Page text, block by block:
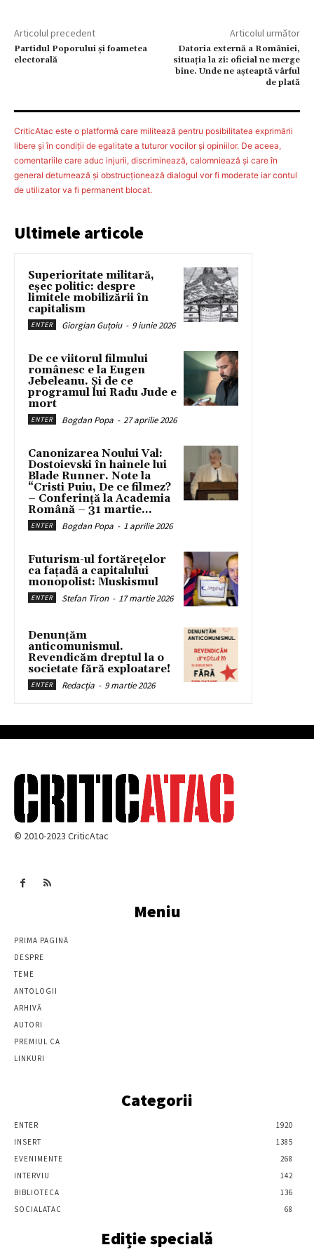
Articolul precedent
Partidul Poporului şi foametea
electorală
Articolul următor
Datoria externă a României,
situaţia la zi: oficial ne merge
bine. Unde ne aşteaptă vârful
de plată
CriticAtac este o platformă care militează pentru posibilitatea exprimării
libere şi în condiţii de egalitate a tuturor vocilor şi opiniilor. De aceea,
comentariile care aduc injurii, discriminează, calomniează şi care în
general deturnează şi obstrucţionează dialogul vor fi moderate iar contul
de utilizator va fi permanent blocat.
Ultimele articole
Superioritate militară,
eșec politic: despre
limitele mobilizării în
capitalism
ENTER Giorgian Guțoiu - 9 iunie 2026
De ce viitorul filmului
românesc e la Eugen
Jebeleanu. Și de ce
programul lui Radu Jude e
mort
ENTER Bogdan Popa - 27 aprilie 2026
Canonizarea Noului Val:
Dostoievski în hainele lui
Blade Runner. Note la
“Cristi Puiu, De ce filmez?
– Conferință la Academia
Română – 31 martie...
ENTER Bogdan Popa - 1 aprilie 2026
Futurism-ul fortărețelor
ca fațadă a capitalului
monopolist: Muskismul
ENTER Stefan Tiron - 17 martie 2026
Denunțăm
anticomunismul.
Revendicăm dreptul la o
societate fără exploatare!
ENTER Redacția - 9 martie 2026
© 2010-2023 CriticAtac
Meniu
PRIMA PAGINĂ
DESPRE
TEME
ANTOLOGII
ARHIVĂ
AUTORI
PREMIUL CA
LINKURI
Categorii
ENTER
1920
INSERT
1385
EVENIMENTE
268
INTERVIU
142
BIBLIOTECA
136
SOCIALATAC
68
Ediție specială